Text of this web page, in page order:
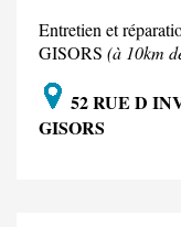
Entretien et
GISORS (à 10km
52 RUE D
GISORS